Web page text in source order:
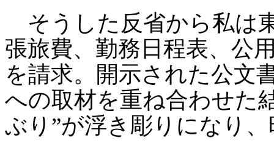
そうした反省から私は
張旅費、勤務日程表、公
を請求。開示された公文
への取材を重ね合わせた
ぶり ”が浮き彫りになり